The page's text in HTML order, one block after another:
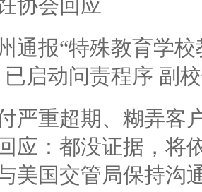
协会回应
通报“特殊教育学
已启动问责程序 副
严重超期、糊弄客
应：都没证据，将
美国交管局保持沟